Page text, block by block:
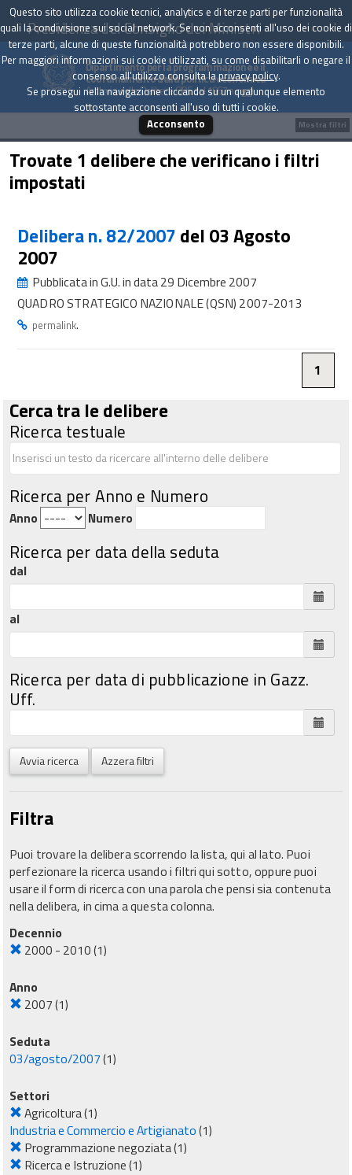
Presidenza del Consiglio dei Ministri
Dipartimento per la programmazione e il
coordinamento della politica economica
Archivio delle Delibere CIPE dal 1967 a oggi
Trovate 1 delibere che verificano i filtri
impostati
Delibera n. 82/2007 del 03 Agosto
2007
Pubblicata in G.U. in data 29 Dicembre 2007
QUADRO STRATEGICO NAZIONALE (QSN) 2007-2013
permalink.
1
Cerca tra le delibere
Ricerca testuale
Ricerca per Anno e Numero
Anno Numero
Ricerca per data della seduta
dal
al
Ricerca per data di pubblicazione in Gazz.
Uff.
Avvia ricerca Azzera filtri
Filtra
Puoi trovare la delibera scorrendo la lista, qui al lato. Puoi
perfezionare la ricerca usando i filtri qui sotto, oppure puoi
usare il form di ricerca con una parola che pensi sia contenuta
nella delibera, in cima a questa colonna.
Decennio
2000 - 2010(1)
Anno
2007(1)
Seduta
03/agosto/2007(1)
Settori
Agricoltura(1)
Industria e Commercio e Artigianato(1)
Programmazione negoziata(1)
Ricerca e Istruzione(1)
Mostra filtri
Questo sito utilizza cookie tecnici, analytics e di terze parti per funzionalità
quali la condivisione sui social network. Se non acconsenti all'uso dei cookie di
terze parti, alcune di queste funzionalità potrebbero non essere disponibili.
Per maggiori informazioni sui cookie utilizzati, su come disabilitarli o negare il
consenso all'utilizzo consulta laprivacy policy.
Se prosegui nella navigazione cliccando su un qualunque elemento
sottostante acconsenti all'uso di tutti i cookie.
Acconsento